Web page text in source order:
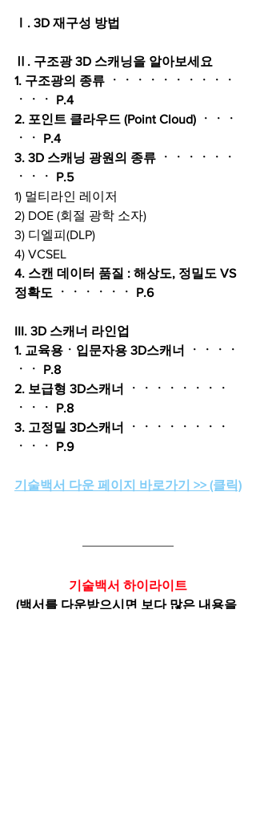
Ⅰ. 3D 재구성 방법
Ⅱ. 구조광 3D 스캐닝을 알아보세요
1. 구조광의 종류 ㆍㆍㆍㆍㆍㆍㆍㆍㆍㆍ
ㆍㆍㆍ P.4
2. 포인트 클라우드 (Point Cloud) ㆍㆍㆍ
ㆍㆍ P.4
3. 3D 스캐닝 광원의 종류 ㆍㆍㆍㆍㆍㆍ
ㆍㆍㆍ P.5
1) 멀티라인 레이저
2) DOE (회절 광학 소자)
3) 디엘피(DLP)
4) VCSEL
4. 스캔 데이터 품질 : 해상도, 정밀도 VS
정확도 ㆍㆍㆍㆍㆍㆍ P.6
III. 3D 스캐너 라인업
1. 교육용ㆍ입문자용 3D스캐너 ㆍㆍㆍㆍ
ㆍㆍ P.8
2. 보급형 3D스캐너 ㆍㆍㆍㆍㆍㆍㆍㆍ
ㆍㆍㆍ P.8
3. 고정밀 3D스캐너 ㆍㆍㆍㆍㆍㆍㆍㆍ
ㆍㆍㆍ P.9
기술백서 다운 페이지 바로가기 >> (클릭)
기술백서 하이라이트
(백서를 다운받으시면 보다 많은 내용을